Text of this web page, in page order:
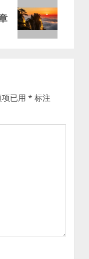
项已用 * 标注